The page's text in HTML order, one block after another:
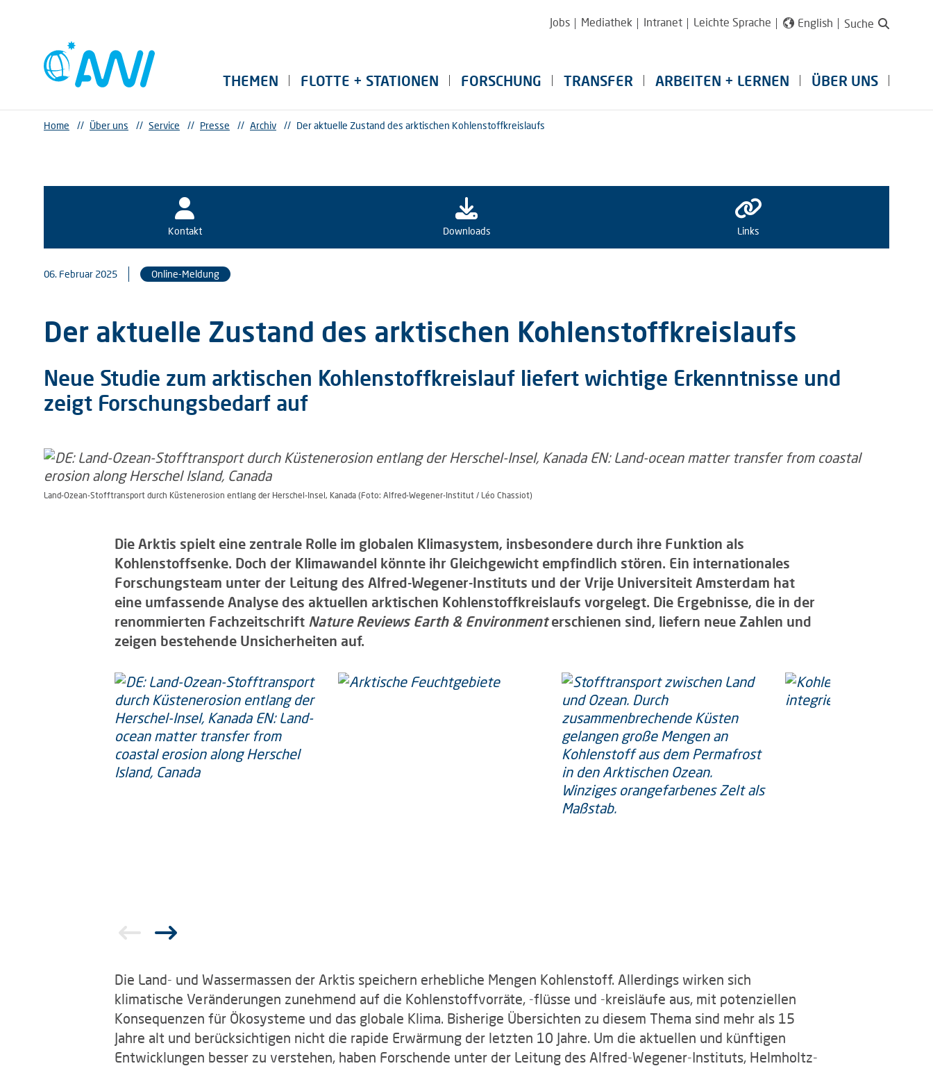
Jobs Mediathek Intranet Leichte Sprache English Suche
THEMEN FLOTTE + STATIONEN FORSCHUNG TRANSFER ARBEITEN + LERNEN ÜBER UNS
Home // Über uns // Service // Presse // Archiv // Der aktuelle Zustand des arktischen Kohlenstoffkreislaufs
Kontakt Downloads Links
06. Februar 2025 Online-Meldung
Der aktuelle Zustand des arktischen Kohlenstoffkreislaufs
Neue Studie zum arktischen Kohlenstoffkreislauf liefert wichtige Erkenntnisse und
zeigt Forschungsbedarf auf
Land-Ozean-Stofftransport durch Küstenerosion entlang der Herschel-Insel, Kanada (Foto: Alfred-Wegener-Institut / Léo Chassiot)
Die Arktis spielt eine zentrale Rolle im globalen Klimasystem, insbesondere durch ihre Funktion als
Kohlenstoffsenke. Doch der Klimawandel könnte ihr Gleichgewicht empfindlich stören. Ein internationales
Forschungsteam unter der Leitung des Alfred-Wegener-Instituts und der Vrije Universiteit Amsterdam hat
eine umfassende Analyse des aktuellen arktischen Kohlenstoffkreislaufs vorgelegt. Die Ergebnisse, die in der
renommierten Fachzeitschrift Nature Reviews Earth & Environmenterschienen sind, liefern neue Zahlen und
zeigen bestehende Unsicherheiten auf.
Die Land- und Wassermassen der Arktis speichern erhebliche Mengen Kohlenstoff. Allerdings wirken sich
klimatische Veränderungen zunehmend auf die Kohlenstoffvorräte, -flüsse und -kreisläufe aus, mit potenziellen
Konsequenzen für Ökosysteme und das globale Klima. Bisherige Übersichten zu diesem Thema sind mehr als 15
Jahre alt und berücksichtigen nicht die rapide Erwärmung der letzten 10 Jahre. Um die aktuellen und künftigen
Entwicklungen besser zu verstehen, haben Forschende unter der Leitung des Alfred-Wegener-Instituts, Helmholtz-